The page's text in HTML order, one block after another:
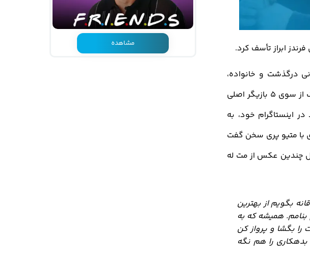
ابراز تأسف کرد.
در سن 54 سالگی به طور ناگهانی درگذشت و خانواده،
دوستان و طرفدارانش را در سراسر جهان شوکه کرد. اگر چه پیش از این بیانیه‌ای مشترک از سوی 5 بازیگر اصلی
اینستاگرام خود، به
با متیو پری سخن گفت
چندین عکس از مت له
بگویم از بهترین
بنامم. همیشه که به
را بگشا و پرواز کن
گمان می‌کنم آن 20 دلاری که به من بدهکاری را هم نگه
مشاهده